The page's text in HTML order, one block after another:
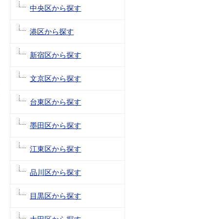
中央区から探す
港区から探す
新宿区から探す
文京区から探す
台東区から探す
墨田区から探す
江東区から探す
品川区から探す
目黒区から探す